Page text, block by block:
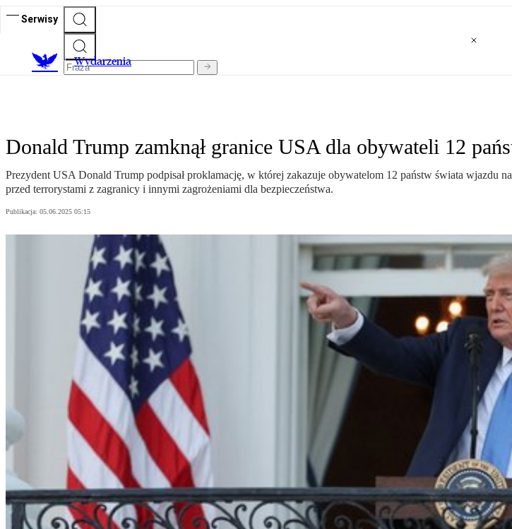
Serwisy
Wydarzenia
Donald Trump zamknął granice USA dla obywateli 12
Prezydent USA Donald Trump podpisał proklamację, w której zakazuje obywatelom 12 państw świata wjazdu
przed terrorystami z zagranicy i innymi zagrożeniami dla bezpieczeństwa.
Publikacja: 05.06.2025 05:15